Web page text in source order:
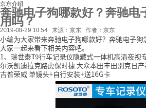
京东介绍
奔驰电子狗哪款好？奔驰电
用吗？
2019-08-29 10:54 来源：京东 作者：京东
小编为大家带来奔驰电子狗哪款好？奔驰电子狗
大家一起来看下相关内容吧。
1、瑞世泰T9行车记录仪隐藏式一体机高清夜视
尔沃凯迪拉克路虎保时捷 大众本田丰田别克日
吉普荣威 单镜头+自行安装+送16G卡